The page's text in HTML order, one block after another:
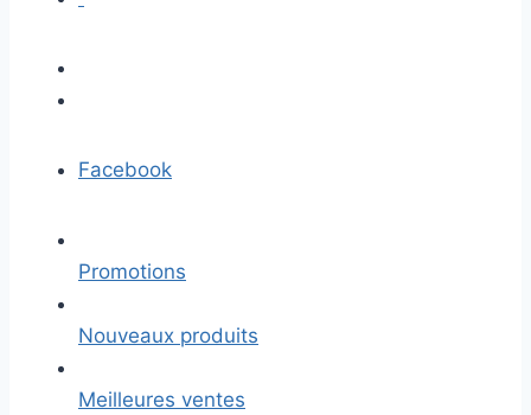
Facebook
Promotions
Nouveaux produits
Meilleures ventes